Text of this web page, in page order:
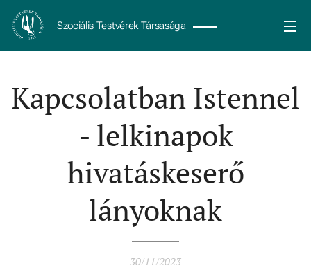
Szociális Testvérek Társasága
Kapcsolatban Istennel
- lelkinapok
hivatáskeserő
lányoknak
30/11/2023